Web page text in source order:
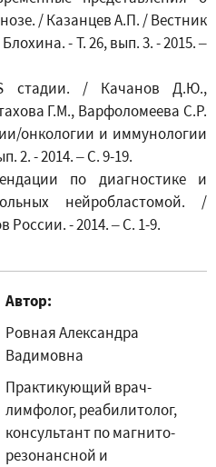
/ Казанцев А.П. / Вестник
- Т. 26, вып. 3. - 2015. –
стадии. / Качанов Д.Ю.,
Г.М., Варфоломеева С.Р.
онкологии и иммунологии
2. - 2014. – С. 9-19.
по диагностике и
нейробластомой. /
России. - 2014. – С. 1-9.
Автор:
Ровная Александра
Вадимовна
Практикующий врач-
лимфолог, реабилитолог,
консультант по магнито-
резонансной и